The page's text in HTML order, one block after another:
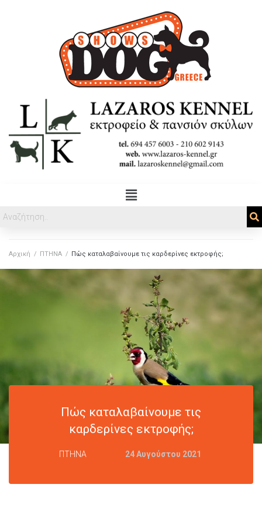
Αρχική / ΠΤΗΝΑ / Πώς καταλαβαίνουμε τις καρδερίνες εκτροφής;
Πώς καταλαβαίνουμε τις
καρδερίνες εκτροφής;
ΠΤΗΝΑ 24 Αυγούστου 2021